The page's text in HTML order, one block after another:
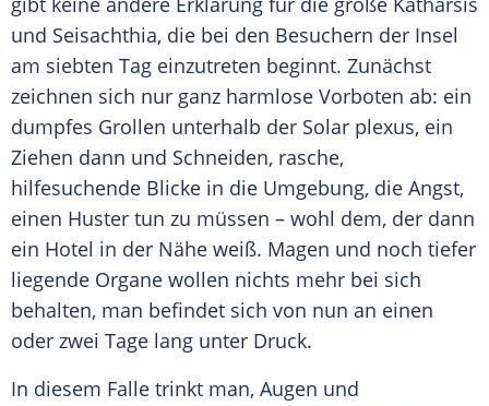
und Seisachthia, die bei den Besuchern der Insel
am siebten Tag einzutreten beginnt. Zunächst
zeichnen sich nur ganz harmlose Vorboten ab: ein
dumpfes Grollen unterhalb der Solar plexus, ein
Ziehen dann und Schneiden, rasche,
hilfesuchende Blicke in die Umgebung, die Angst,
einen Huster tun zu müssen – wohl dem, der dann
ein Hotel in der Nähe weiß. Magen und noch tiefer
liegende Organe wollen nichts mehr bei sich
behalten, man befindet sich von nun an einen
oder zwei Tage lang unter Druck.
In diesem Falle trinkt man, Augen und